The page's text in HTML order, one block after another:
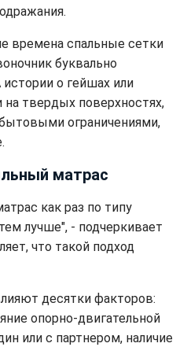
времена спальные сетки
буквально
истории о гейшах или
на твердых поверхностях,
ограничениями,
матрас
как раз по типу
лучше", - подчеркивает
что такой подход
десятки факторов:
опорно-двигательной
или с партнером, наличие